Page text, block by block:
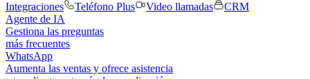
Integraciones
Teléfono Plus Video llamadas
CRM
Agente de IA
Gestiona las preguntas
más frecuentes
WhatsApp
Aumenta las ventas y ofrece asistencia